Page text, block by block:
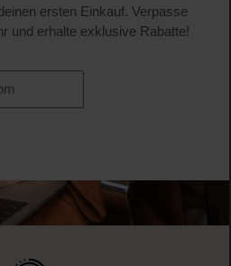
ersten Einkauf. Verpasse
und erhalte exklusive Rabatte!